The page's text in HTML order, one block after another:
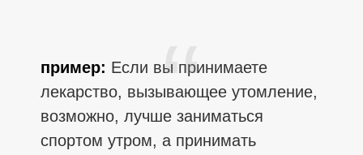
пример: Если вы принимаете
лекарство, вызывающее утомление,
возможно, лучше заниматься
спортом утром, а принимать